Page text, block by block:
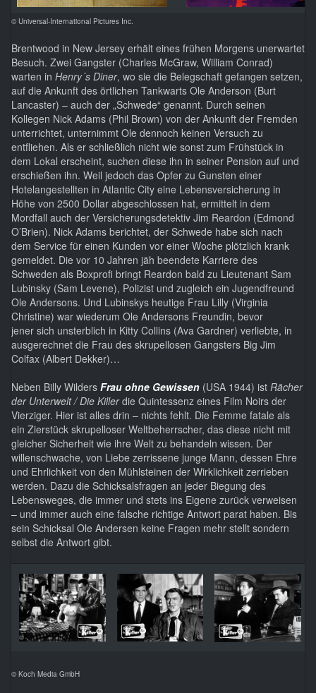
© Universal-International Pictures Inc.
Brentwood in New Jersey erhält eines frühen Morgens unerwartet
Besuch. Zwei Gangster (Charles McGraw, William Conrad)
warten in Henry´s Diner, wo sie die Belegschaft gefangen setzen,
auf die Ankunft des örtlichen Tankwarts Ole Anderson (Burt
Lancaster) – auch der „Schwede“ genannt. Durch seinen
Kollegen Nick Adams (Phil Brown) von der Ankunft der Fremden
unterrichtet, unternimmt Ole dennoch keinen Versuch zu
entfliehen. Als er schließlich nicht wie sonst zum Frühstück in
dem Lokal erscheint, suchen diese ihn in seiner Pension auf und
erschießen ihn. Weil jedoch das Opfer zu Gunsten einer
Hotelangestellten in Atlantic City eine Lebensversicherung in
Höhe von 2500 Dollar abgeschlossen hat, ermittelt in dem
Mordfall auch der Versicherungsdetektiv Jim Reardon (Edmond
O’Brien). Nick Adams berichtet, der Schwede habe sich nach
dem Service für einen Kunden vor einer Woche plötzlich krank
gemeldet. Die vor 10 Jahren jäh beendete Karriere des
Schweden als Boxprofi bringt Reardon bald zu Lieutenant Sam
Lubinsky (Sam Levene), Polizist und zugleich ein Jugendfreund
Ole Andersons. Und Lubinskys heutige Frau Lilly (Virginia
Christine) war wiederum Ole Andersons Freundin, bevor
jener sich unsterblich in Kitty Collins (Ava Gardner) verliebte, in
ausgerechnet die Frau des skrupellosen Gangsters Big Jim
Colfax (Albert Dekker)…
Neben Billy Wilders Frau ohne Gewissen (USA 1944) ist Rächer
der Unterwelt / Die Killerdie Quintessenz eines Film Noirs der
Vierziger. Hier ist alles drin – nichts fehlt. Die Femme fatale als
ein Zierstück skrupelloser Weltbeherrscher, das diese nicht mit
gleicher Sicherheit wie ihre Welt zu behandeln wissen. Der
willenschwache, von Liebe zerrissene junge Mann, dessen Ehre
und Ehrlichkeit von den Mühlsteinen der Wirklichkeit zerrieben
werden. Dazu die Schicksalsfragen an jeder Biegung des
Lebensweges, die immer und stets ins Eigene zurück verweisen
– und immer auch eine falsche richtige Antwort parat haben. Bis
sein Schicksal Ole Andersen keine Fragen mehr stellt sondern
selbst die Antwort gibt.
© Koch Media GmbH